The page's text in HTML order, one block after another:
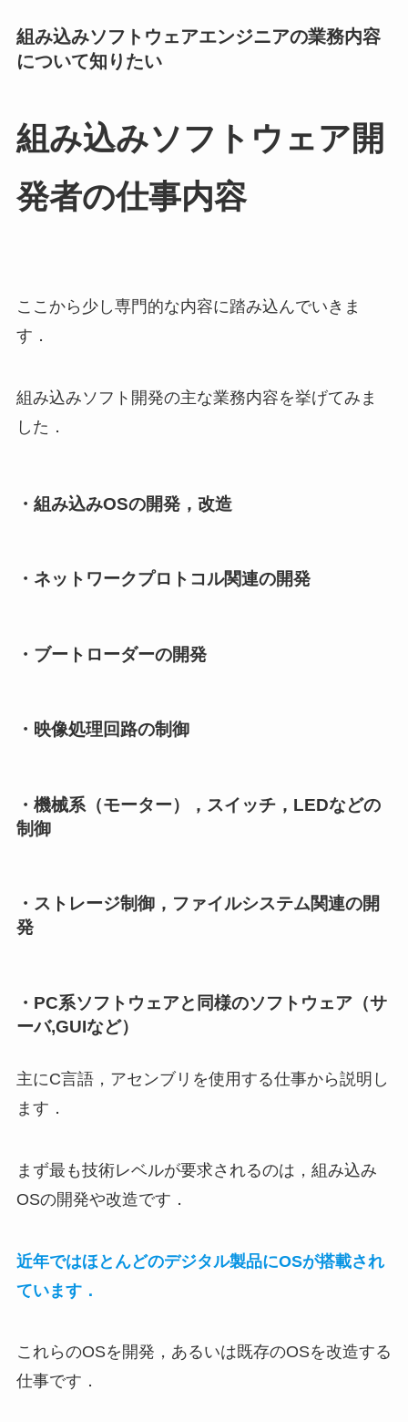
組み込みソフトウェアエンジニアの業務内容
について知りたい
組み込みソフトウェア開
発者の仕事内容
ここから少し専門的な内容に踏み込んでいきま
す．
組み込みソフト開発の主な業務内容を挙げてみま
した．
・組み込みOSの開発，改造
・ネットワークプロトコル関連の開発
・ブートローダーの開発
・映像処理回路の制御
・機械系（モーター），スイッチ，LEDなどの
制御
・ストレージ制御，ファイルシステム関連の開
発
・PC系ソフトウェアと同様のソフトウェア（サ
ーバ,GUIなど）
主にC言語，アセンブリを使用する仕事から説明し
ます．
まず最も技術レベルが要求されるのは，組み込み
OSの開発や改造です．
近年ではほとんどのデジタル製品にOSが搭載され
ています．
これらのOSを開発，あるいは既存のOSを改造する
仕事です．